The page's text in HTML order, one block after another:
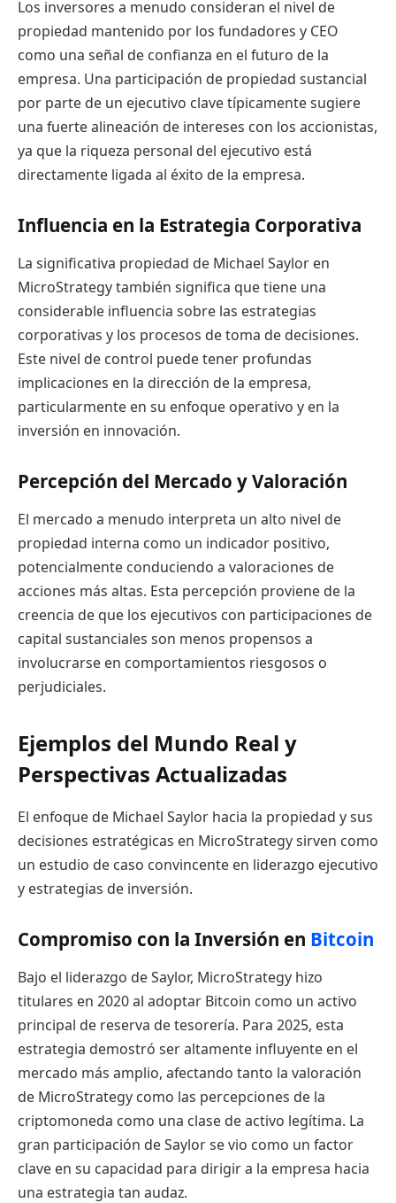
Los inversores a menudo consideran el nivel de
propiedad mantenido por los fundadores y CEO
como una señal de confianza en el futuro de la
empresa. Una participación de propiedad sustancial
por parte de un ejecutivo clave típicamente sugiere
una fuerte alineación de intereses con los accionistas,
ya que la riqueza personal del ejecutivo está
directamente ligada al éxito de la empresa.
Influencia en la Estrategia Corporativa
La significativa propiedad de Michael Saylor en
MicroStrategy también significa que tiene una
considerable influencia sobre las estrategias
corporativas y los procesos de toma de decisiones.
Este nivel de control puede tener profundas
implicaciones en la dirección de la empresa,
particularmente en su enfoque operativo y en la
inversión en innovación.
Percepción del Mercado y Valoración
El mercado a menudo interpreta un alto nivel de
propiedad interna como un indicador positivo,
potencialmente conduciendo a valoraciones de
acciones más altas. Esta percepción proviene de la
creencia de que los ejecutivos con participaciones de
capital sustanciales son menos propensos a
involucrarse en comportamientos riesgosos o
perjudiciales.
Ejemplos del Mundo Real y
Perspectivas Actualizadas
El enfoque de Michael Saylor hacia la propiedad y sus
decisiones estratégicas en MicroStrategy sirven como
un estudio de caso convincente en liderazgo ejecutivo
y estrategias de inversión.
Compromiso con la Inversión en Bitcoin
Bajo el liderazgo de Saylor, MicroStrategy hizo
titulares en 2020 al adoptar Bitcoin como un activo
principal de reserva de tesorería. Para 2025, esta
estrategia demostró ser altamente influyente en el
mercado más amplio, afectando tanto la valoración
de MicroStrategy como las percepciones de la
criptomoneda como una clase de activo legítima. La
gran participación de Saylor se vio como un factor
clave en su capacidad para dirigir a la empresa hacia
una estrategia tan audaz.